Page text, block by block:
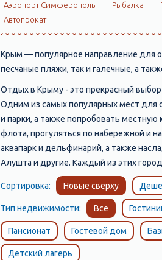
Аэропорт Симферополь
Рыбалка
Автопрокат
Крым — популярное направление для
песчаные пляжи, так и галечные, а
Отдых в Крыму - это прекрасный выбор
Одним из самых популярных мест для
и парки, а также попробовать
флота, прогуляться по набережной и
аквапарк и дельфинарий, а также
Алушта и другие. Каждый из этих
Сортировка: Новые сверху
Тип недвижимости: Все
Пансионат Гостевой дом
Детский лагерь